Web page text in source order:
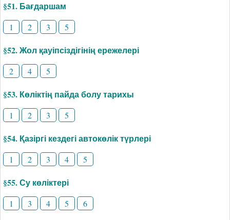
§51. Бағдаршам
1 2 3 5
§52. Жол қауіпсіздігінің ережелері
2 4 5
§53. Көліктің пайда болу тарихы
1 2 3 5
§54. Қазіргі кездегі автокөлік түрлері
1 2 3 4 5
§55. Су көліктері
1 3 4 5 6